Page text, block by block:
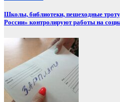
Школы, библиотеки, пешеходные
России» контролируют работы на